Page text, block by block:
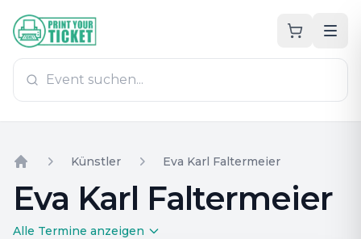
Zum Hauptinhalt
PrintYourTicket
Künstler Eva Karl Faltermeier
Eva Karl Faltermeier
Alle Termine anzeigen